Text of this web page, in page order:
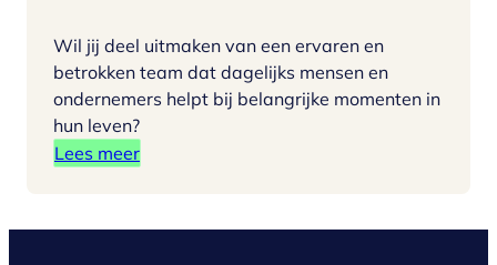
Wil jij deel uitmaken van een ervaren en
betrokken team dat dagelijks mensen en
ondernemers helpt bij belangrijke momenten in
hun leven?
Lees meer